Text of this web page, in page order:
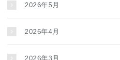
2026年5月
2026年4月
2026年3月